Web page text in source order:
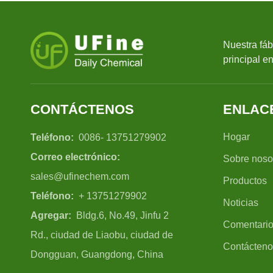
Nuestra
principal
CONTÁCTENOS
Teléfono: 0086- 13751279902
Correo electrónico:
sales@ufinechem.com
Teléfono: + 13751279902
Agregar:
Bldg.6, No.49, Jinfu 2
Rd., ciudad de Liaobu, ciudad de
Dongguan, Guangdong, China
Hogar
Sobre
Productos
Noticias
Comentario